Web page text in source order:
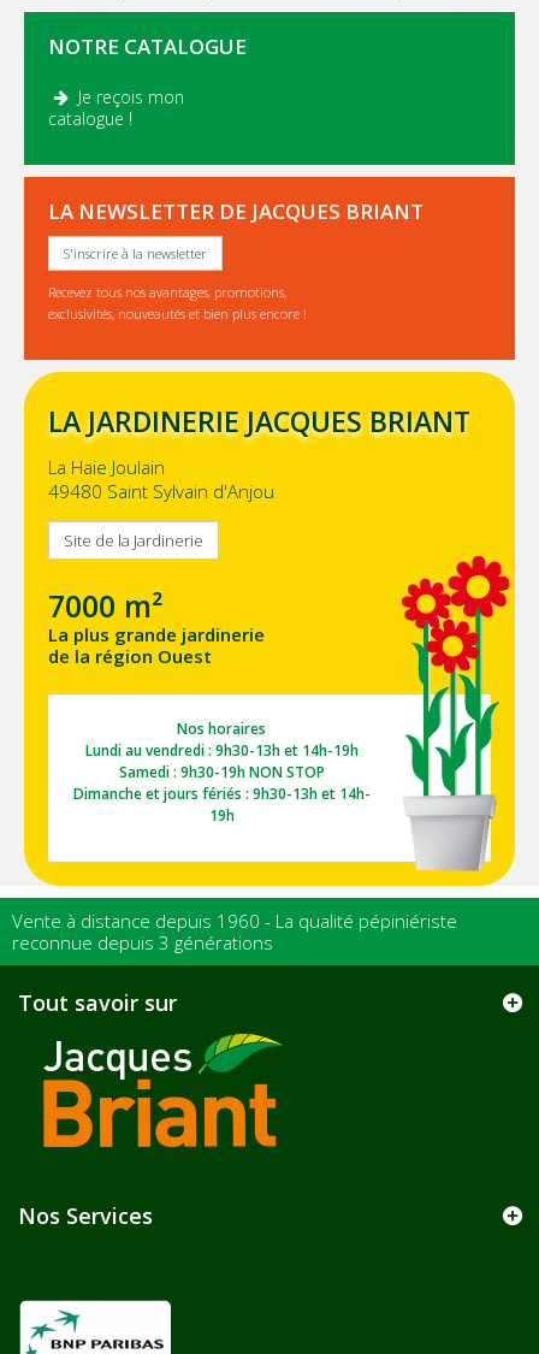
NOTRE CATALOGUE
Je reçois mon
catalogue !
LA NEWSLETTER DE JACQUES BRIANT
S'inscrire à la newsletter
Recevez tous nos avantages, promotions,
exclusivités, nouveautés et bien plus encore !
LA JARDINERIE JACQUES BRIANT
La Haie Joulain
49480 Saint Sylvain d'Anjou
Site de la Jardinerie
7000 m²
La plus grande jardinerie
de la région Ouest
Nos horaires
Lundi au vendredi : 9h30-13h et 14h-19h
Samedi : 9h30-19h NON STOP
Dimanche et jours fériés : 9h30-13h et 14h-
19h
Vente à distance depuis 1960 - La qualité pépiniériste
reconnue depuis 3 générations
Tout savoir sur
Nos Services